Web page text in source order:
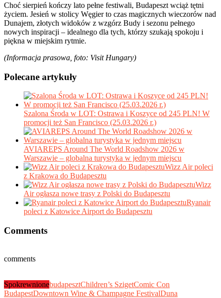
Choć sierpień kończy lato pełne festiwali, Budapeszt wciąż tętni
życiem. Jesień w stolicy Węgier to czas magicznych wieczorów nad
Dunajem, złotych widoków z wzgórz Budy i sezonu pełnego
nowych inspiracji – idealnego dla tych, którzy szukają spokoju i
piękna w miejskim rytmie.
(Informacja prasowa, foto: Visit Hungary)
Polecane artykuły
Szalona Środa w LOT: Ostrawa i Koszyce od 245 PLN! W
promocji też San Francisco (25.03.2026 r.)
AVIAREPS Around The World Roadshow 2026 w
Warszawie – globalna turystyka w jednym miejscu
Wizz Air poleci
z Krakowa do Budapesztu
Wizz
Air ogłasza nowe trasy z Polski do Budapesztu
Ryanair
poleci z Katowice Airport do Budapesztu
Comments
comments
SpokrewnionebudapesztChildren’s SzigetComic Con
BudapestDowntown Wine & Champagne FestivalDuna